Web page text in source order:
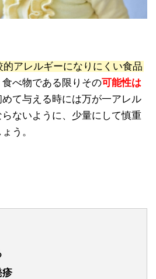
的アレルギーになりにくい食品
べ物である限りその可能性は
めて与える時には万が一アレル
ないように、少量にして慎重
う。
疹